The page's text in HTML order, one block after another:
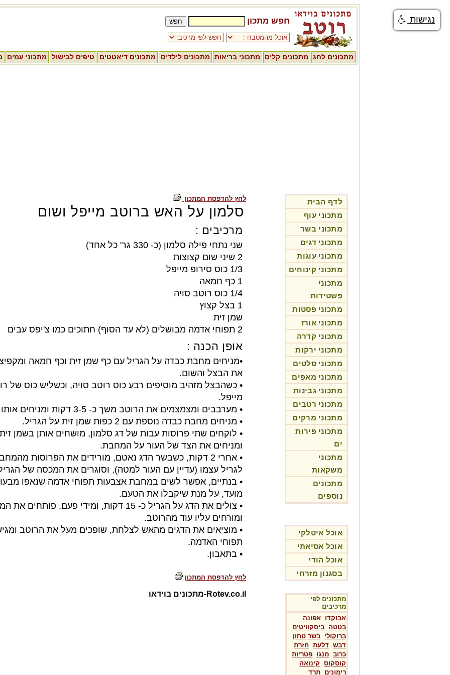
חפש מתכון
מתכונים לחג מתכונים קלים מתכוני בריאות מתכונים לילדים מתכונים דיאטטים טיפים לבישול מתכוני עמים
לדף הבית
מתכוני עוף
מתכוני בשר
מתכוני דגים
מתכוני עוגות
מתכוני קינוחים
מתכוני
פשטידות
מתכוני פסטות
מתכוני אורז
מתכוני קדרה
מתכוני ירקות
מתכוני סלטים
מתכוני מאפים
מתכוני גבינות
מתכוני רטבים
מתכוני מרקים
מתכוני פירות
ים
מתכוני
משקאות
מתכונים
נוספים
אוכל איטלקי
אוכל אסיאתי
אוכל הודי
בסגנון מזרחי
מתכונים לפי
מרכיבים
אבוקדו אפונה
בטטה ביסקוויטים
ברוקולי בשר טחון
דבש דלעת חזרת
כרוב מנגו פטריות
קוסקוס קינואה
רימונים תרד
לחץ להדפסת המתכון
סלמון על האש ברוטב מייפל ושום
מרכיבים :
שני נתחי פילה סלמון (כ- 330 גר' כל אחד)
2 שיני שום קצוצות
1/3 כוס סירופ מייפל
1 כף חמאה
1/4 כוס רוטב סויה
1 בצל קצוץ
שמן זית
2 תפוחי אדמה מבושלים (לא עד הסוף) חתוכים כמו צ'יפס עבים
אופן הכנה :
•מניחים מחבת כבדה על הגריל עם כף שמן זית וכף חמאה
את הבצל והשום.
• כשהבצל מזהיב מוסיפים רבע כוס רוטב סויה, וכשליש כוס של
מייפל.
• מערבבים ומצמצמים את הרוטב משך כ- 3-5 דקות ומניחים אותו בצד.
• מניחים מחבת כבדה נוספת עם 2 כפות שמן זית על הגריל.
• לוקחים שתי פרוסות עבות של דג סלמון, מושחים אותן בשמן זית
ומניחים את הצד של העור על המחבת.
• אחרי 2 דקות, כשבשר הדג נאטם, מורידים את הפרוסות
לגריל עצמו (עדיין עם העור למטה), וסוגרים את המכסה של
• בנתיים, אפשר לשים במחבת אצבעות תפוחי אדמה שנאפו
מועד, על מנת שיקבלו את הטעם.
• צולים את הדג על הגריל כ- 15 דקות, ומידי פעם, פותחים
ומורחים עליו עוד מהרוטב.
• מוציאים את הדגים מהאש לצלחת, שופכים מעל את הרוטב
תפוחי האדמה.
• בתאבון.
לחץ להדפסת המתכון
Rotev.co.il-מתכונים בוידאו
נגישות